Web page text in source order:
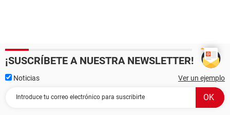
¡SUSCRÍBETE A NUESTRA NEWSLETTER!
Noticias Ver un ejemplo